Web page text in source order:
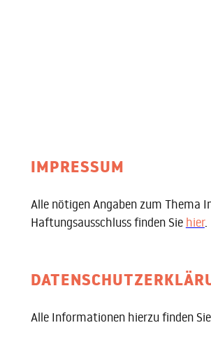
IMPRESSUM
Alle nötigen Angaben zum Thema
Haftungsausschluss finden Sie hier.
Alle Informationen hierzu finden Sie